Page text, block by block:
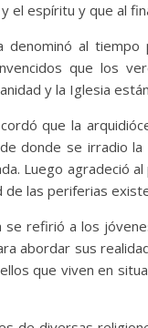
el espíritu y que al
denominó al
que los
y la Iglesia
que la
donde se irradio
Luego agradeció
de las periferias
se refirió a los
abordar sus
que viven en